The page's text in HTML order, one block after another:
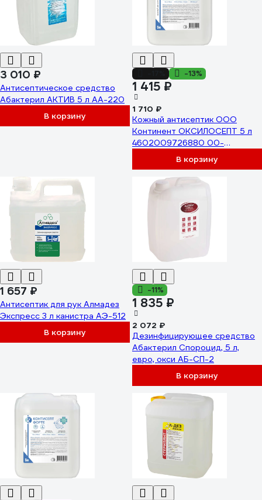
3 010 ₽
Антисептическое средство
Абактерил АКТИВ 5 л АА-220
В корзину
-13%
1 415 ₽
1 710 ₽
Кожный антисептик ООО
Континент ОКСИЛОСЕПТ 5 л
4602009726880 00-
00002300В корзину
1 657 ₽
Антисептик для рук Алмадез
Экспресс 3 л канистра АЭ-512
В корзину
-11%
1 835 ₽
2 072 ₽
Дезинфицирующее средство
Абактерил Спороцид, 5 л,
евро, окси АБ-СП-2
В корзину